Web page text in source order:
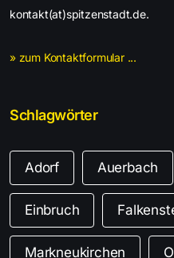
kontakt(at)spitzenstadt.de.
» zum Kontaktformular ...
Schlagwörter
Adorf Auerbach
Einbruch
Markneukirchen